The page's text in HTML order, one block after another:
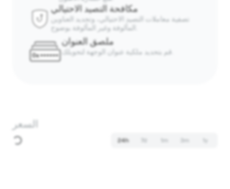
مكافحة التصيد الاحتيالي
تصفية معاملات التصيد الاحتيالي، وتحديد العناوين
ملصق العنوان
السعر
24h